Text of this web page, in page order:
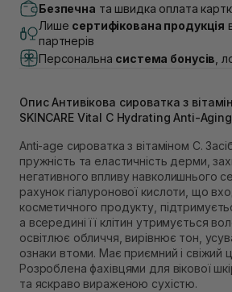
Немає в наявності!
Самовивіз м. Львів, вул.
(Duck’s Lake)
Немає в наявності!
Самовивіз м. Львів, вул.
Немає в наявності!
Самовивіз м. Рівне, вул. 16-го
Немає в наявності!
Самовивіз м. Рівне, вул. Кулика і
Екватор)
Немає в наявності!
Безпечна та швидка оплата
Лише сертифікована продукція
партнерів
Персональна система бонусів ,
Опис Антивікова сироватка з
SKINCARE Vital C Hydrating Anti-
Anti-age сироватка з вітаміном C.
пружність та еластичність дерми,
негативного впливу навколишнього
рахунок гіалуронової кислоти, що
косметичного продукту,
а всередині її клітин утримується
освітлює обличчя, вирівнює тон,
ознаки втоми. Має приємний і свіжий
Розроблена фахівцями для вікової
та яскраво вираженою сухістю.